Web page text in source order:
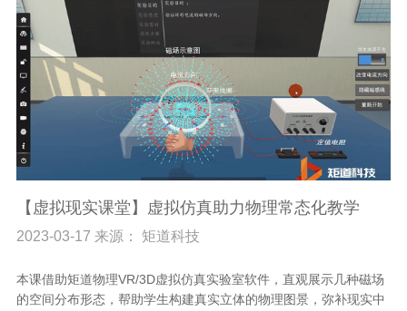
【虚拟现实课堂】虚拟仿真助力物理常态化教学
2023-03-17 来源： 矩道科技
本课借助矩道物理VR/3D虚拟仿真实验室软件，直观展示几种磁场
的空间分布形态，帮助学生构建真实立体的物理图景，弥补现实中